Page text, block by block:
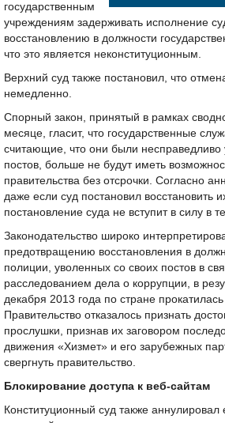
государственным
учреждениям задерживать исполнение
восстановлению в должности
что это является неконституционным.
Верхний суд также постановил, что
немедленно.
Спорный закон, принятый в рамках
месяце, гласит, что государственные
считающие, что они были несправедливо
постов, больше не будут иметь
правительства без отсрочки. Согласно
даже если суд постановил восстановить
постановление суда не вступит в силу в
Законодательство широко
предотвращению восстановления в
полиции, уволенных со своих постов в
расследованием дела о коррупции, в
декабря 2013 года по стране
Правительство отказалось признать
прослушки, признав их заговором
движения «Хизмет» и его зарубежных
свергнуть правительство.
Блокирование доступа к веб-сайтам
Конституционный суд также